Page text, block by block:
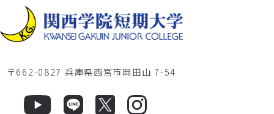
〒662-0827 兵庫県西宮市岡田山 7-54